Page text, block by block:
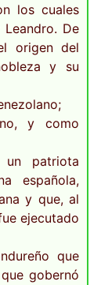
los cuales
De
origen del
y su
y como
patriota
española,
y que, al
ejecutado
que
gobernó